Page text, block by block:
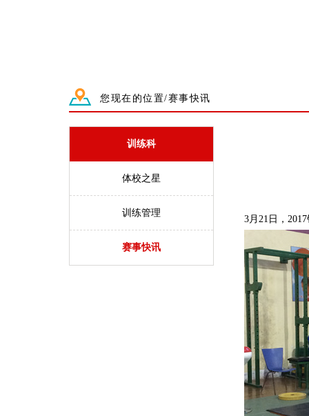
您现在的位置/赛事快讯
训练科
体校之星
训练管理
赛事快讯
3月 21 日， 2017